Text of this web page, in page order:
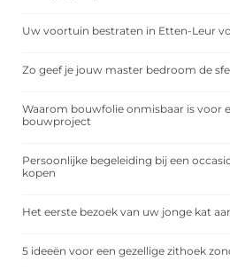
Uw voortuin bestraten in Etten-Leur
Zo geef je jouw master bedroom de
Waarom bouwfolie onmisbaar is voor
bouwproject
Persoonlijke begeleiding bij een
kopen
Het eerste bezoek van uw jonge kat
5 ideeën voor een gezellige zithoek